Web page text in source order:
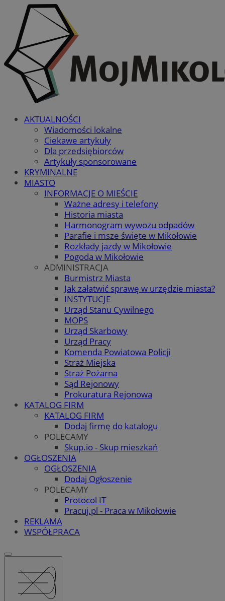
AKTUALNOŚCI
Wiadomości lokalne
Ciekawe artykuły
Dla przedsiębiorców
Artykuły sponsorowane
KRYMINALNE
MIASTO
INFORMACJE O MIEŚCIE
Ważne adresy i telefony
Historia miasta
Harmonogram wywozu odpadów
Parafie i msze święte w Mikołowie
Rozkłady jazdy w Mikołowie
Pogoda w Mikołowie
ADMINISTRACJA
Burmistrz Miasta
Jak załatwić sprawę w urzędzie miasta?
INSTYTUCJE
Urząd Stanu Cywilnego
MOPS
Urząd Skarbowy
Urząd Pracy
Komenda Powiatowa Policji
Straż Miejska
Straż Pożarna
Sąd Rejonowy
Prokuratura Rejonowa
KATALOG FIRM
KATALOG FIRM
Dodaj firmę do katalogu
POLECAMY
Skup.io - Skup mieszkań
OGŁOSZENIA
OGŁOSZENIA
Dodaj Ogłoszenie
POLECAMY
Protocol IT
Pracuj.pl - Praca w Mikołowie
REKLAMA
WSPÓŁPRACA